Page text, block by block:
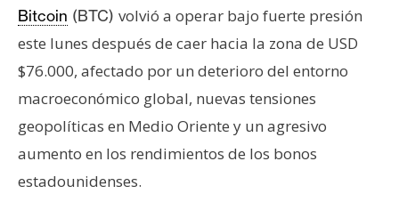
T
e
m
a
s
R
Bitcoin (BTC) volvió a operar bajo fuerte presión
este lunes después de caer hacia la zona de USD
$76.000, afectado por un deterioro del entorno
macroeconómico global, nuevas tensiones
geopolíticas en Medio Oriente y un agresivo
aumento en los rendimientos de los bonos
estadounidenses.